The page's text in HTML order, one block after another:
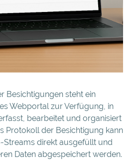
Besichtigungen steht ein
Webportal zur Verfügung, in
bearbeitet und organisiert
Protokoll der Besichtigung kann
Streams direkt ausgefüllt und
Daten abgespeichert werden.